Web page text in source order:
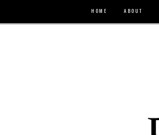
HOME ABOUT